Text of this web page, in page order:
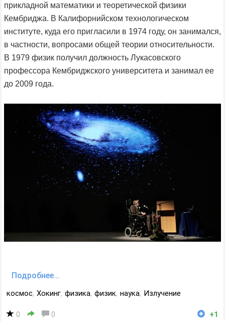
прикладной математики и теоретической физики
Кембриджа. В Калифорнийском технологическом
институте, куда его пригласили в 1974 году, он занимался,
в частности, вопросами общей теории относительности.
В 1979 физик получил должность Лукасовского
профессора Кембриджского университета и занимал ее
до 2009 года.
Подробнее...
космос, Хокинг, физика, физик, наука, Излучение
0 0 +1